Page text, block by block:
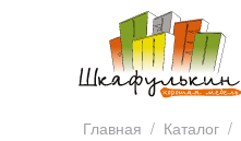
Главная / Каталог /